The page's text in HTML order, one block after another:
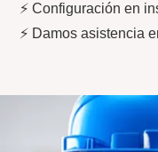
⚡ Configuración en
⚡ Damos asistencia